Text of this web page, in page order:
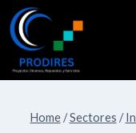
Home / Sectores /